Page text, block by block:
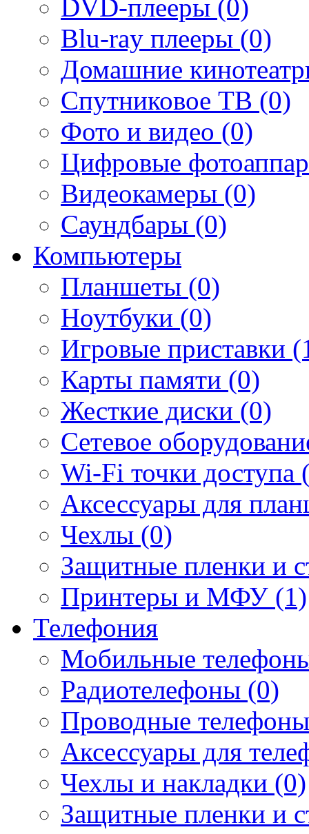
DVD-плееры (0)
Blu-ray плееры (0)
Домашние
Спутниковое ТВ (0)
Фото и видео (0)
Цифровые
Видеокамеры (0)
Саундбары (0)
Компьютеры
Планшеты (0)
Ноутбуки (0)
Игровые приставки
Карты памяти (0)
Жесткие диски (0)
Сетевое
Wi-Fi точки доступа
Аксессуары для
Чехлы (0)
Защитные пленки и
Принтеры и МФУ (1)
Телефония
Мобильные
Радиотелефоны (0)
Проводные
Аксессуары для
Чехлы и накладки (0)
Защитные пленки и